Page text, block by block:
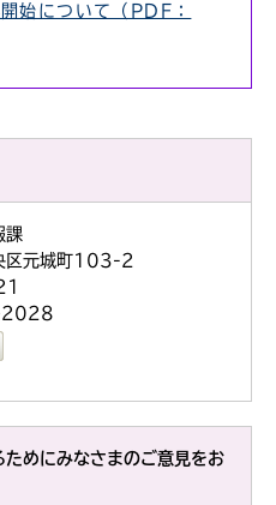
始について（PDF：
課
元城町103-2
2028
めにみなさまのご意見をお